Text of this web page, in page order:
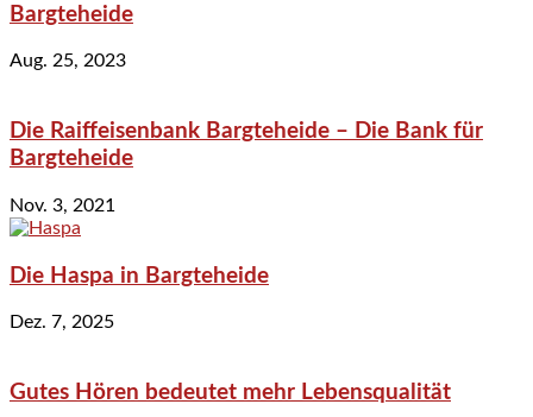
Bargteheide
Aug. 25, 2023
Die Raiffeisenbank Bargteheide – Die Bank für
Bargteheide
Nov. 3, 2021
Die Haspa in Bargteheide
Dez. 7, 2025
Gutes Hören bedeutet mehr Lebensqualität